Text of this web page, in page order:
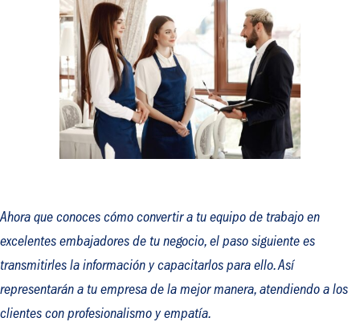
Ahora que conoces cómo convertir a tu equipo de trabajo en
excelentes embajadores de tu negocio, el paso siguiente es
transmitirles la información y capacitarlos para ello. Así
representarán a tu empresa de la mejor manera, atendiendo a los
clientes con profesionalismo y empatía.